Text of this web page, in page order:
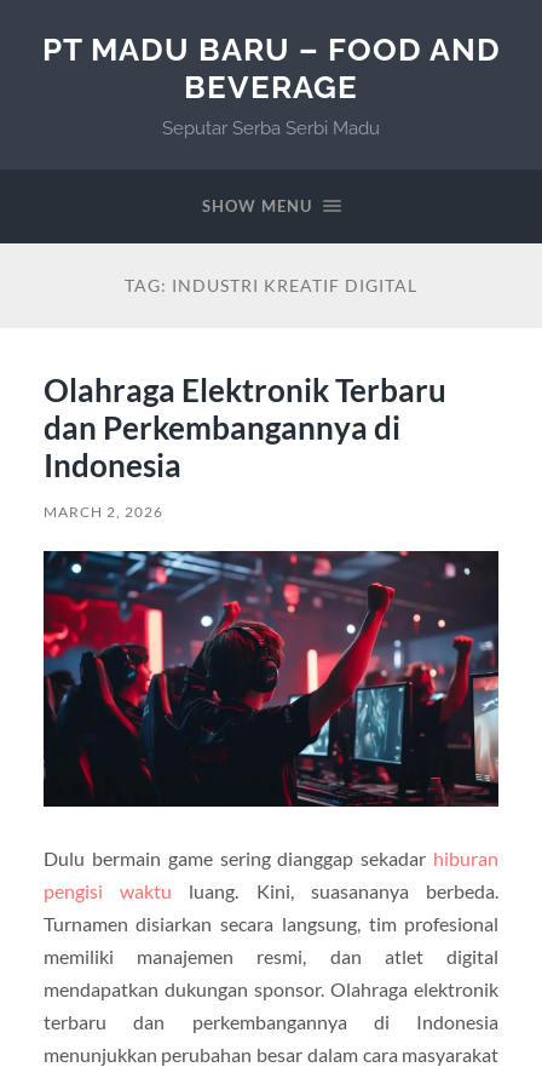
PT MADU BARU – FOOD AND
BEVERAGE
Seputar Serba Serbi Madu
SHOW MENU
TAG: INDUSTRI KREATIF DIGITAL
Olahraga Elektronik Terbaru
dan Perkembangannya di
Indonesia
MARCH 2, 2026
Dulu bermain game sering dianggap sekadar hiburan
pengisi waktu luang. Kini, suasananya berbeda.
Turnamen disiarkan secara langsung, tim profesional
memiliki manajemen resmi, dan atlet digital
mendapatkan dukungan sponsor. Olahraga elektronik
terbaru dan perkembangannya di Indonesia
menunjukkan perubahan besar dalam cara masyarakat